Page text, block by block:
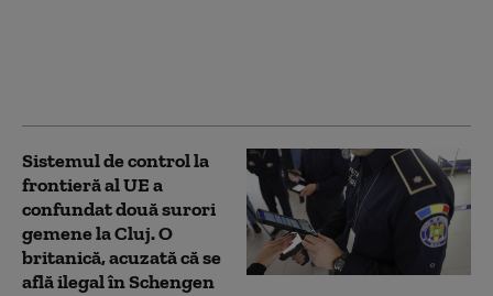
Sistemul de control la
frontieră al UE a
confundat două surori
gemene la Cluj. O
britanică, acuzată că se
află ilegal în Schengen